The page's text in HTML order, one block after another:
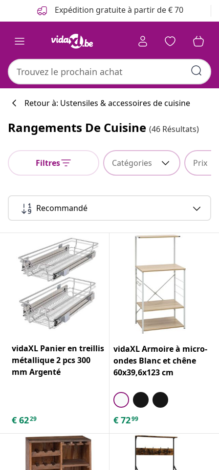
Expédition gratuite à partir de € 70
Retour à: Ustensiles & accessoires de cuisine
Rangements De Cuisine (46 Résultats)
Filtres Catégories Prix
Recommandé
vidaXL Panier en treillis
métallique 2 pcs 300
mm Argenté
€ 6229
vidaXL Armoire à micro-
ondes Blanc et chêne
60x39,6x123 cm
€ 7299